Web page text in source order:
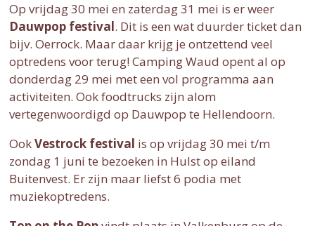
Op vrijdag 30 mei en zaterdag 31 mei is er weer
Dauwpop festival. Dit is een wat duurder ticket dan
bijv. Oerrock. Maar daar krijg je ontzettend veel
optredens voor terug! Camping Waud opent al op
donderdag 29 mei met een vol programma aan
activiteiten. Ook foodtrucks zijn alom
vertegenwoordigd op Dauwpop te Hellendoorn.
OokVestrock festival is op vrijdag 30 mei t/m
zondag 1 juni te bezoeken in Hulst op eiland
Buitenvest. Er zijn maar liefst 6 podia met
muziekoptredens.